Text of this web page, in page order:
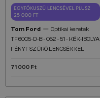
EGYFÓKUSZÚ LENCSÉVEL PLUSZ
25 000 FT
Tom Ford — Optikai keretek
TF6005-D-B - 052 - 51 - KÉK-IBOLYA
FÉNYT SZŰRŐ LENCSÉKKEL
71 000 Ft